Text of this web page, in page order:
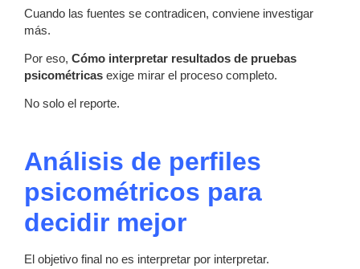
Cuando las fuentes se contradicen, conviene investigar
más.
Por eso, Cómo interpretar resultados de pruebas
psicométricas exige mirar el proceso completo.
No solo el reporte.
Análisis de perfiles
psicométricos para
decidir mejor
El objetivo final no es interpretar por interpretar.